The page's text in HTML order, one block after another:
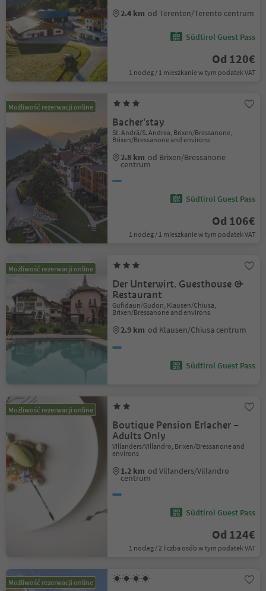
2.4 km od Terenten/Terento centrum
Südtirol Guest Pass
Od 120€
1 nocleg / 1 mieszkanie w tym podatek VAT
Możliwość rezerwacji online
Bacher'stay
St. Andrä/S. Andrea, Brixen/Bressanone,
Brixen/Bressanone and environs
2.8 km od Brixen/Bressanone
centrum
Südtirol Guest Pass
Od 106€
1 nocleg / 1 mieszkanie w tym podatek VAT
Możliwość rezerwacji online
Der Unterwirt. Guesthouse &
Restaurant
Gufidaun/Gudon, Klausen/Chiusa,
Brixen/Bressanone and environs
2.9 km od Klausen/Chiusa centrum
Südtirol Guest Pass
Możliwość rezerwacji online
Boutique Pension Erlacher –
Adults Only
Villanders/Villandro, Brixen/Bressanone and
environs
1.2 km od Villanders/Villandro
centrum
Südtirol Guest Pass
Od 124€
1 nocleg / 2 liczba osób w tym podatek VAT
Możliwość rezerwacji online